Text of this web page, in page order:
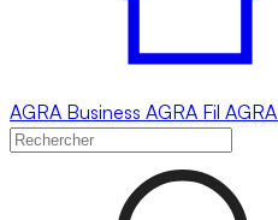
AGRA Business AGRA Fil AGRA